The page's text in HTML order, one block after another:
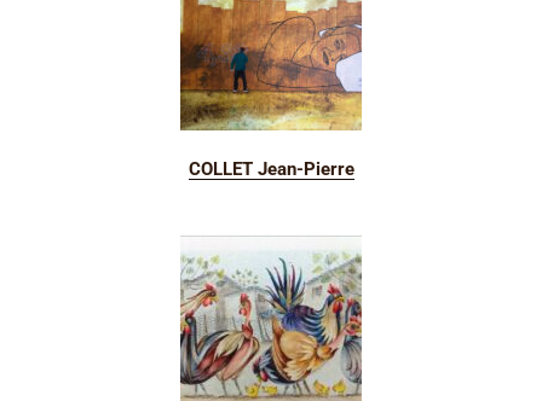
COLLET Jean-Pierre